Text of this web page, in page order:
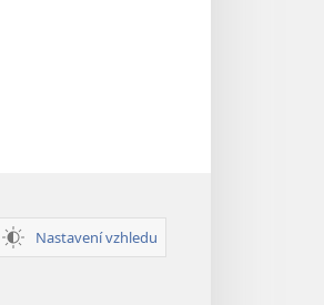
Nastavení vzhledu